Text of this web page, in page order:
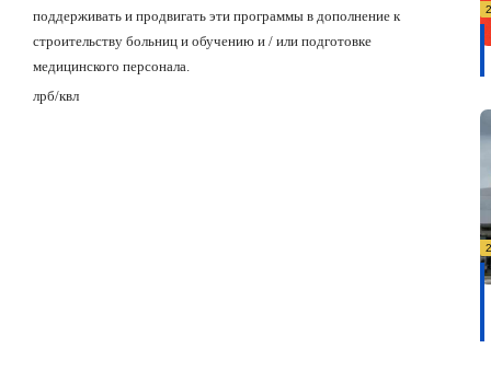
поддерживать и продвигать эти программы в дополнение к
строительству больниц и обучению и / или подготовке
медицинского персонала.
лрб/квл